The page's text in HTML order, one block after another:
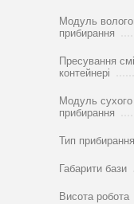
Модуль
прибирання
Пресування
контейнері
Модуль сухого
прибирання
Тип прибирання
Габарити бази
Висота робота